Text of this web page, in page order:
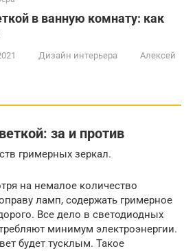
в ванную комнату: как
Дизайн интерьера
Алексей
за и против
гримерных зеркал.
на немалое количество
ламп, содержать гримерное
Все дело в светодиодных
минимум электроэнергии.
будет тусклым. Такое